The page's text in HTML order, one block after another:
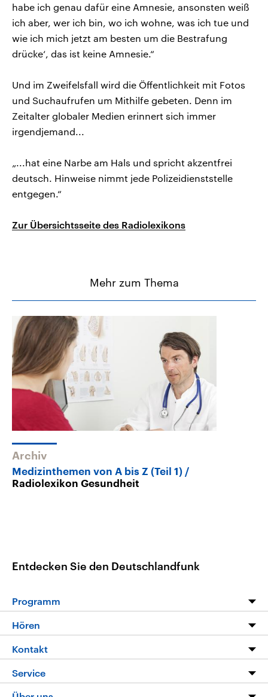
habe ich genau dafür eine Amnesie, ansonsten weiß
ich aber, wer ich bin, wo ich wohne, was ich tue und
wie ich mich jetzt am besten um die Bestrafung
drücke‘, das ist keine Amnesie.“
Und im Zweifelsfall wird die Öffentlichkeit mit Fotos
und Suchaufrufen um Mithilfe gebeten. Denn im
Zeitalter globaler Medien erinnert sich immer
irgendjemand...
„...hat eine Narbe am Hals und spricht akzentfrei
deutsch. Hinweise nimmt jede Polizeidienststelle
entgegen.“
Zur Übersichtsseite des Radiolexikons
Mehr zum Thema
Archiv
Medizinthemen von A bis Z (Teil 1)
Radiolexikon Gesundheit
Entdecken Sie den Deutschlandfunk
Programm
Die Nachrichten
Nachrichtenleicht
Hören
Livestream
Podcasts
Kontakt
Service
FAQ